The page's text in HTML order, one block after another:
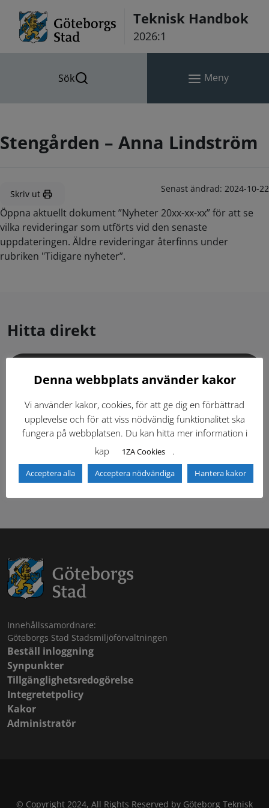
Teknisk Handbok
2026:1
Sök Meny
Stengården – Anna Lindström
Skriv ut Senast ändrad: 2024-10-22
Öppna aktuellt dokument ”Nyheter 20xx-xx-xx” för att se
vilka revideringar som utförts vid den senaste
uppdateringen. Äldre revideringar återfinns under
rubriken "Tidigare nyheter”.
Hitta direkt
Dokumentbibliotek Kontaktlista
Tidigare versioner Nyheter
Säkerhetsordningen
Innehållssamordnare:
Göteborgs Stad Stadsmiljöförvaltningen
Beställ inloggning
Synpunkter
Tillgänglighetsredogörelse
Integretetpolicy
Kakor
Administratör
© Copyright 2024, All Rights Reserved by Göteborg Teknisk
Denna webbplats använder kakor
Vi använder kakor, cookies, för att ge dig en förbättrad
upplevelse och för att viss nödvändig funktionalitet ska
fungera på webbplatsen. Du kan hitta mer information i
kap
1ZA Cookies .
Acceptera alla Acceptera nödvändiga Hantera kakor